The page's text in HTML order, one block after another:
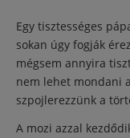
Egy tisztességes
sokan úgy fogják
mégsem annyira
nem lehet mondani
szpojlerezzünk a
A mozi azzal